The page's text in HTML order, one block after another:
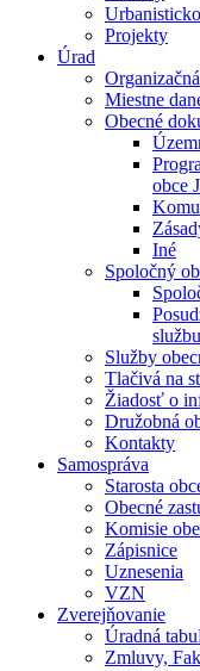
Projekty
Úrad
Miestne
Obecné
obce
Iné
Spoločný
Služby
Tlačivá na
Žiadosť o
Družobná
Kontakty
Samospráva
Starosta
Obecné
Komisie
Zápisnice
Uznesenia
VZN
Zverejňovanie
Úradná
Zmluvy,